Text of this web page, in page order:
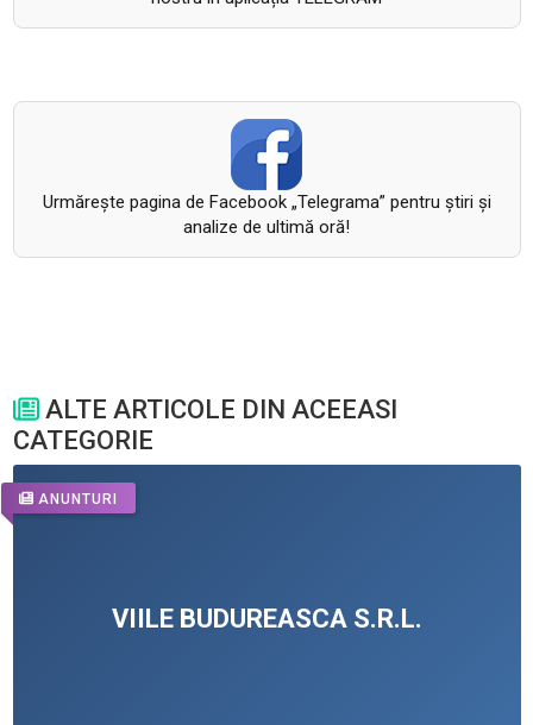
Urmăreşte pagina de Facebook „Telegrama” pentru ştiri şi
analize de ultimă oră!
ALTE ARTICOLE DIN ACEEASI
CATEGORIE
ANUNTURI